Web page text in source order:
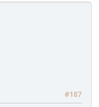
#187